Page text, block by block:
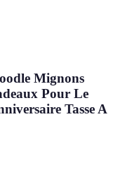
Mignons
Pour Le
Tasse A